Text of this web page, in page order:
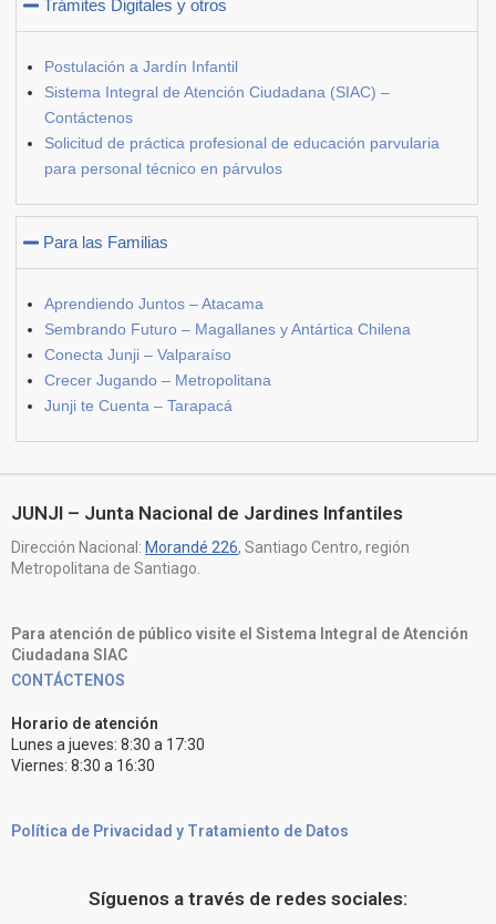
Trámites Digitales y otros
Postulación a Jardín Infantil
Sistema Integral de Atención Ciudadana (SIAC) –
Contáctenos
Solicitud de práctica profesional de educación parvularia
para personal técnico en párvulos
Para las Familias
Aprendiendo Juntos – Atacama
Sembrando Futuro – Magallanes y Antártica Chilena
Conecta Junji – Valparaíso
Crecer Jugando – Metropolitana
Junji te Cuenta – Tarapacá
JUNJI – Junta Nacional de Jardines Infantiles
Dirección Nacional: Morandé 226, Santiago Centro, región
Metropolitana de Santiago.
Para atención de público visite el Sistema Integral de Atención
Ciudadana SIAC
CONTÁCTENOS
Horario de atención
Lunes a jueves: 8:30 a 17:30
Viernes: 8:30 a 16:30
Política de Privacidad y Tratamiento de Datos
Síguenos a través de redes sociales: